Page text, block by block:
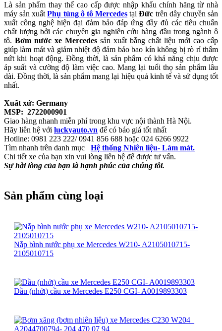
Là sản phẩm thay thế cao cấp được nhập khẩu chính hãng từ nhà
máy sản xuấtPhụ tùng ô tô Mercedes tạiĐức trên dây chuyền sản
xuất công nghệ hiện đại đảm bảo đáp ứng đầy đủ các tiêu chuẩn
chất lượng bởi các chuyên gia nghiên cứu hàng đầu trong ngành ô
tô. Bơm nước xe Mercedes sản xuất bằng chất liệu mới cao cấp
giúp làm mát và giảm nhiệt độ đảm bảo bao kín không bị rò rỉ thấm
nứt khi hoạt động. Đồng thời, là sản phẩm có khả năng chịu được
áp suất và cường độ làm việc cao. Mang lại tuổi thọ sản phẩm lâu
dài. Đồng thời, là sản phẩm mang lại hiệu quả kinh tế và sử dụng tốt
nhất.
Xuất xứ: Germany
MSP: 2722000901
Giao hàng nhanh miễn phí trong khu vực nội thành Hà Nội.
Hãy liên hệ với luckyauto.vn để có báo giá tốt nhất
Hotline: 0981 223 222/ 0941 856 688 hoặc 024 6266 9922
Tìm nhanh trên danh mục Hệ thống Nhiên liệu- Làm mát.
Chi tiết xe của bạn xin vui lòng liên hệ để được tư vấn.
Sự hài lòng của bạn là hạnh phúc của chúng tôi.
Sản phẩm cùng loại
Nắp bình nước phụ xe Mercedes W210- A2105010715-
2105010715
Dầu (nhớt) cầu xe Mercedes E250 CGI- A0019893303